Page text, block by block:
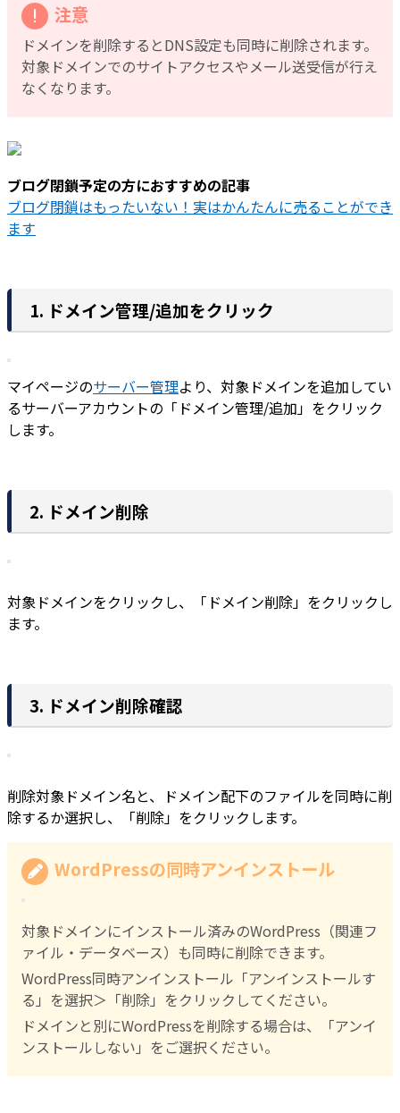
注意
ドメインを削除するとDNS設定も同時に削除されます。
対象ドメインでのサイトアクセスやメール送受信が行え
なくなります。
ブログ閉鎖予定の方におすすめの記事
ブログ閉鎖はもったいない！実はかんたんに売ることができ
ます
1. ドメイン管理/追加をクリック
マイページのサーバー管理より、対象ドメインを追加してい
るサーバーアカウントの「ドメイン管理/追加」をクリック
します。
2. ドメイン削除
対象ドメインをクリックし、「ドメイン削除」をクリックし
ます。
3. ドメイン削除確認
削除対象ドメイン名と、ドメイン配下のファイルを同時に削
除するか選択し、「削除」をクリックします。
WordPressの同時アンインストール
対象ドメインにインストール済みのWordPress（関連フ
ァイル・データベース）も同時に削除できます。
WordPress同時アンインストール「アンインストールす
る」を選択＞「削除」をクリックしてください。
ドメインと別にWordPressを削除する場合は、「アンイ
ンストールしない」をご選択ください。